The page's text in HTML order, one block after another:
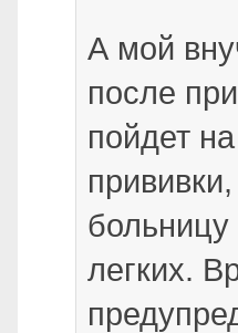
А мой
после
пойдет
легких.